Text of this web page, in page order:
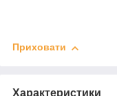
Приховати
Характеристики